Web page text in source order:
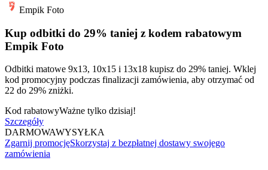
Empik Foto
Kup odbitki do 29% taniej z kodem rabatowym
Empik Foto
Odbitki matowe 9x13, 10x15 i 13x18 kupisz do 29% taniej. Wklej
kod promocyjny podczas finalizacji zamówienia, aby otrzymać od
22 do 29% zniżki.
Kod rabatowyWażne tylko dzisiaj!
Szczegóły
DARMOWAWYSYŁKA
Zgarnij promocjęSkorzystaj z bezpłatnej dostawy swojego
zamówienia